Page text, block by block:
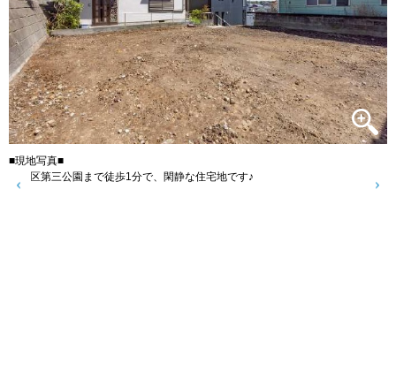
■現地写真■
都筑区第三公園まで徒歩1分で、閑静な住宅地です♪